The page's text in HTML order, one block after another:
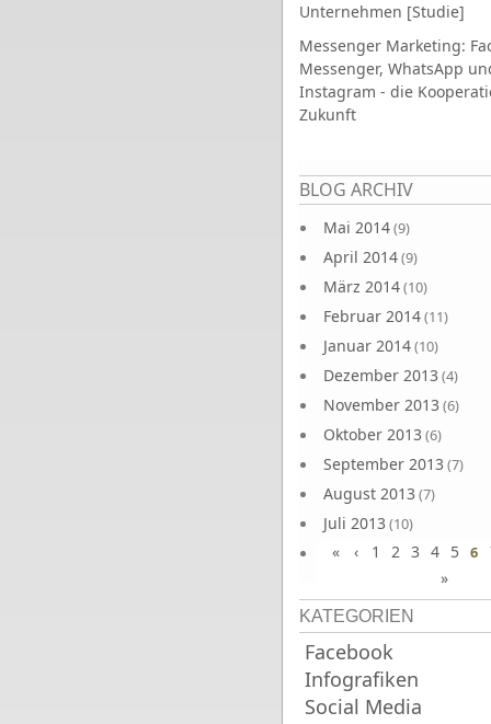
Unternehmen [Studie]
Messenger Marketing:
Messenger, WhatsApp
Instagram - die
Zukunft
BLOG ARCHIV
Mai 2014(9)
April 2014(9)
März 2014(10)
Februar 2014(11)
Januar 2014(10)
Dezember 2013 (4)
November 2013 (6)
Oktober 2013 (6)
September 2013 (7)
August 2013 (7)
Juli 2013 (10)
Juni 2013(10)
Seiten
« ‹ 1 2 3 4 5 6
»
KATEGORIEN
Facebook
Infografiken
Social Media